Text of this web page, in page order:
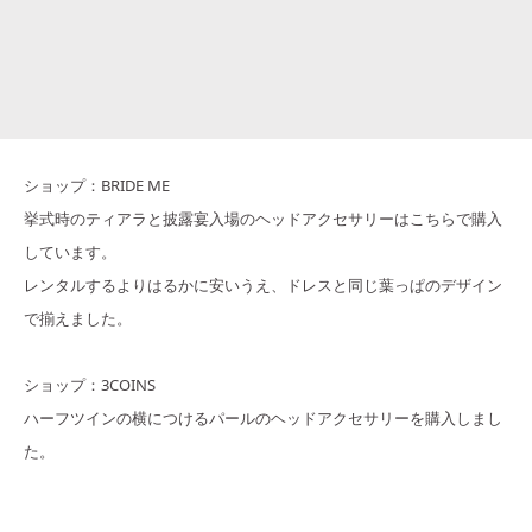
ショップ：BRIDE ME
挙式時のティアラと披露宴入場のヘッドアクセサリーはこちらで購入
しています。
レンタルするよりはるかに安いうえ、ドレスと同じ葉っぱのデザイン
で揃えました。
ショップ：3COINS
ハーフツインの横につけるパールのヘッドアクセサリーを購入しまし
た。